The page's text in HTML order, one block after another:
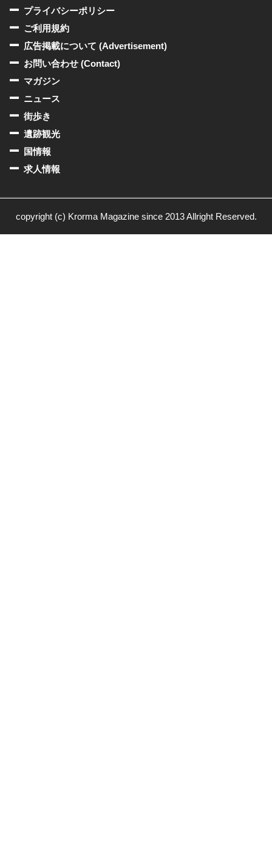
プライバシーポリシー
ご利用規約
広告掲載について (Advertisement)
お問い合わせ (Contact)
マガジン
ニュース
街歩き
遺跡観光
国情報
求人情報
copyright (c) Krorma Magazine since 2013 Allright Reserved.